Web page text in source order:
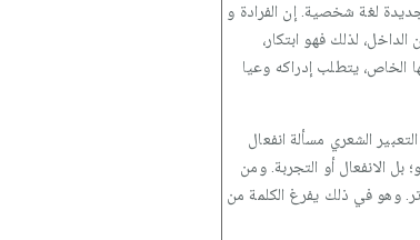
لغة شخصية. إن الفرادة و
لذلك فهو ابتكار،
الخاص، يتطلب إدراكه وعيا
الشعري مسألة انفعال
الانفعال أو التجربة. ومن
وهو في ذلك يفرغ الكلمة من